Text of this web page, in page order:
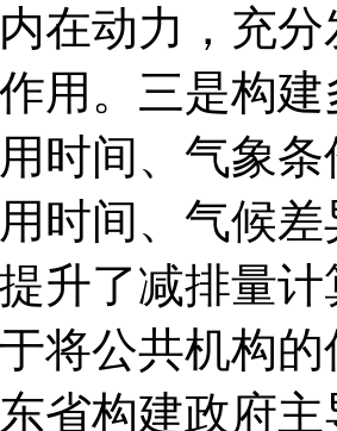
在动力，充
用。三是构
时间、气象
时间、气候
升了减排量
将公共机构
省构建政府